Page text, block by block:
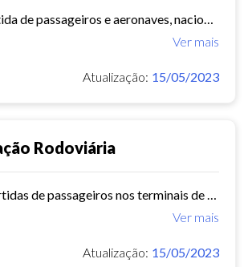
Ver mais
Atualização: 15/05/2023
Rodoviária
Ver mais
Atualização: 15/05/2023